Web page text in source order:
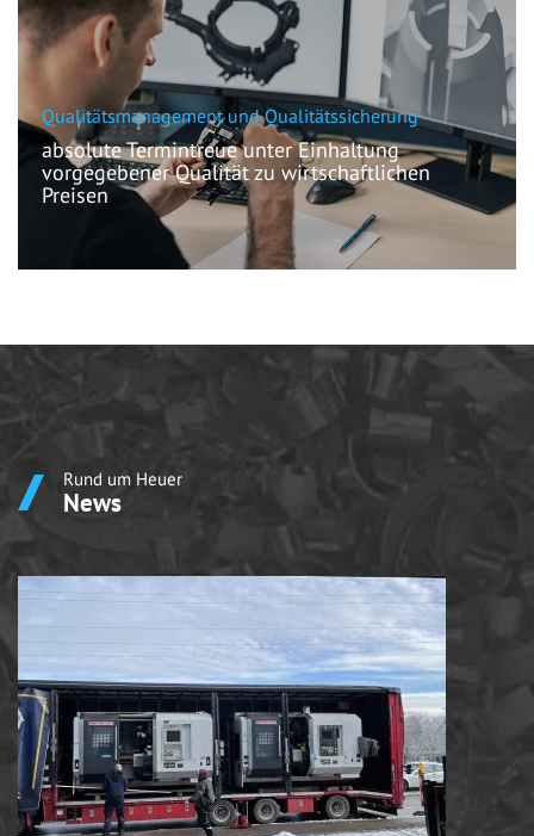
Qualitätsmanagement und Qualitätssicherung
absolute Termintreue unter Einhaltung
vorgegebener Qualität zu wirtschaftlichen
Preisen
Höchste Produktqualität und bester Service garantieren
Rund um Heuer
News